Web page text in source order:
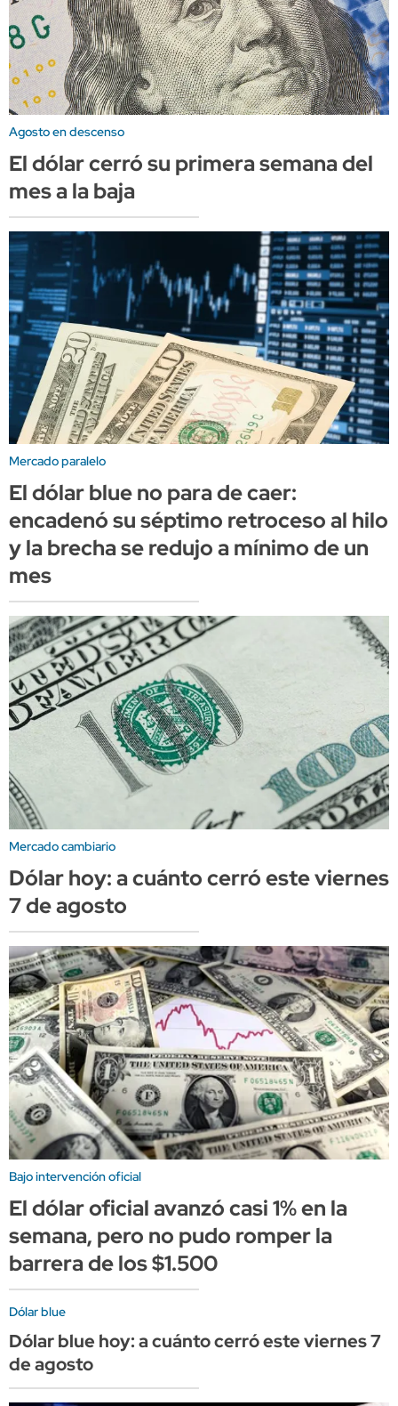
Agosto en descenso
El dólar cerró su primera semana del
mes a la baja
Mercado paralelo
El dólar blue no para de caer:
encadenó su séptimo retroceso al hilo
y la brecha se redujo a mínimo de un
mes
Mercado cambiario
Dólar hoy: a cuánto cerró este viernes
7 de agosto
Bajo intervención oficial
El dólar oficial avanzó casi 1% en la
semana, pero no pudo romper la
barrera de los $1.500
Dólar blue
Dólar blue hoy: a cuánto cerró este viernes 7
de agosto